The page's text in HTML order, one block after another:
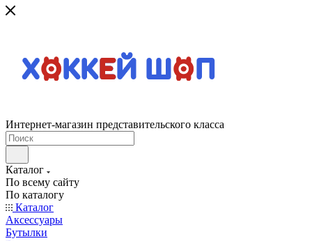
Интернет-магазин представительского класса
Каталог
По всему сайту
По каталогу
Каталог
Аксессуары
Бутылки